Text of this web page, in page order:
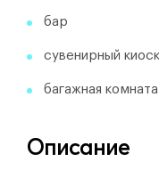
бар
сувенирный киоск
багажная комната
Описание